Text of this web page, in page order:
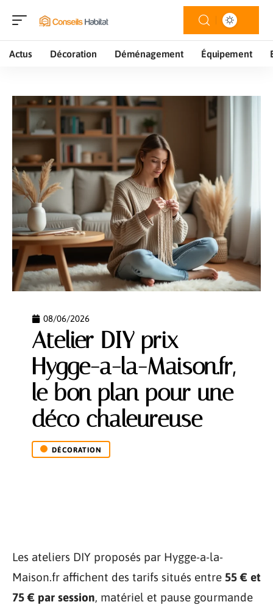
Actus Décoration Déménagement Équipement
08/06/2026
Atelier DIY prix
Hygge-a-la-Maison.fr,
le bon plan pour une
déco chaleureuse
DÉCORATION
Les ateliers DIY proposés par Hygge-a-la-
Maison.fr affichent des tarifs situés entre 55 € et
75 € par session, matériel et pause gourmande